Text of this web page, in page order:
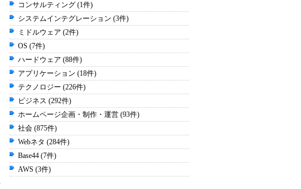
コンサルティング (1件)
システムインテグレーション (3件)
ミドルウェア (2件)
OS (7件)
ハードウェア (88件)
アプリケーション (18件)
テクノロジー (226件)
ビジネス (292件)
ホームページ企画・制作・運営 (93件)
社会 (875件)
Webネタ (284件)
Base44 (7件)
AWS (3件)